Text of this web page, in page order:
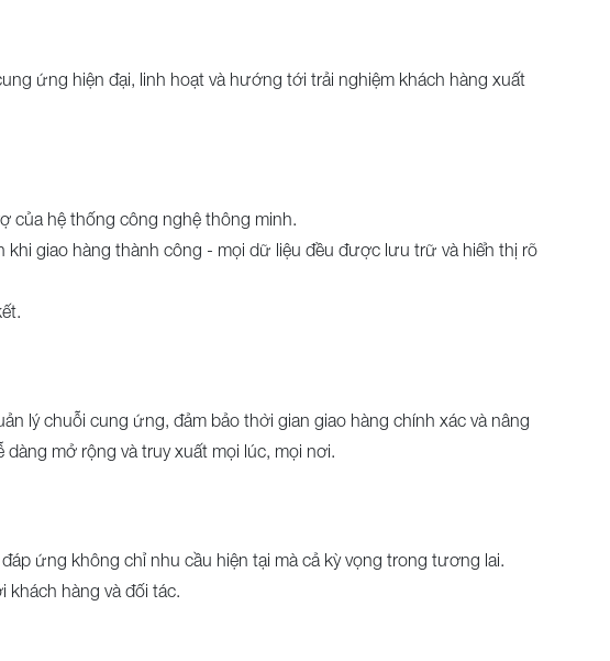
ứng hiện đại, linh hoạt và hướng tới trải nghiệm khách hàng xuất
của hệ thống công nghệ thông minh.
giao hàng thành công - mọi dữ liệu đều được lưu trữ và hiển thị rõ
lý chuỗi cung ứng, đảm bảo thời gian giao hàng chính xác và nâng
mở rộng và truy xuất mọi lúc, mọi nơi.
ứng không chỉ nhu cầu hiện tại mà cả kỳ vọng trong tương lai.
hàng và đối tác.